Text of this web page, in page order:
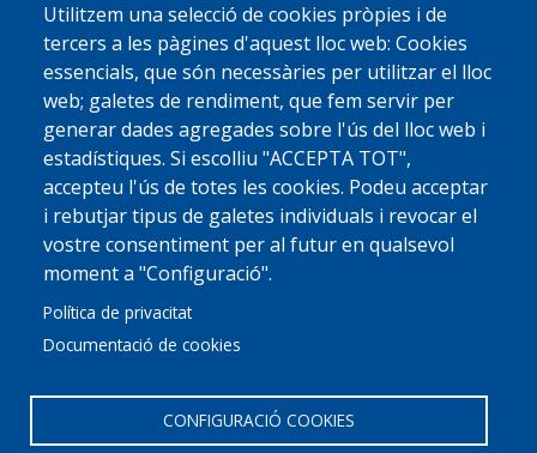
Utilitzem una selecció de cookies pròpies i de
tercers a les pàgines d'aquest lloc web: Cookies
essencials, que són necessàries per utilitzar el lloc
web; galetes de rendiment, que fem servir per
generar dades agregades sobre l'ús del lloc web i
estadístiques. Si escolliu "ACCEPTA TOT",
accepteu l'ús de totes les cookies. Podeu acceptar
i rebutjar tipus de galetes individuals i revocar el
vostre consentiment per al futur en qualsevol
moment a "Configuració".
Política de privacitat
Documentació de cookies
CONFIGURACIÓ COOKIES